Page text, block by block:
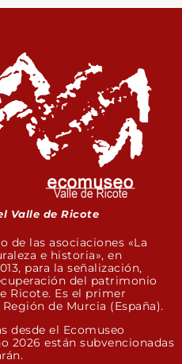
Valle de Ricote
de las asociaciones «La
e historia», en
para la señalización,
del patrimonio
Ricote. Es el primer
de Murcia (España).
desde el Ecomuseo
2026 están subvencionadas